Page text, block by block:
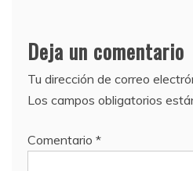
Deja un comentario
Tu dirección de correo
Los campos obligatorios
Comentario *